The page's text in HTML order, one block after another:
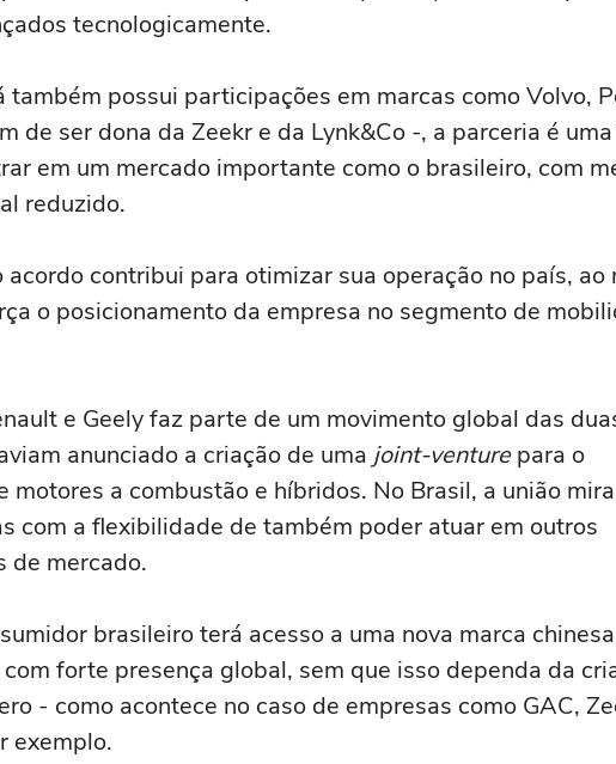
tecnologicamente.
também possui participações em marcas como Volvo,
de ser dona da Zeekr e da Lynk&Co -, a parceria é
em um mercado importante como o brasileiro, com
reduzido.
acordo contribui para otimizar sua operação no país, ao
o posicionamento da empresa no segmento de
e Geely faz parte de um movimento global das
anunciado a criação de uma joint-venturepara o
motores a combustão e híbridos. No Brasil, a união
com a flexibilidade de também poder atuar em outros
de mercado.
brasileiro terá acesso a uma nova marca
forte presença global, sem que isso dependa da
- como acontece no caso de empresas como GAC,
exemplo.